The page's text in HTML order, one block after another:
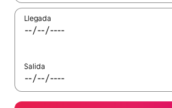
Llegada
Salida